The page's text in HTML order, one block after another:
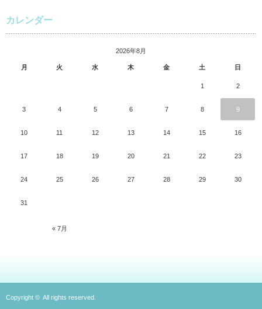
カレンダー
2026年8月
月 火 水 木 金 土 日
« 7月
1 2
3 4 5 6 7 8 9
10 11 12 13 14 15 16
17 18 19 20 21 22 23
24 25 26 27 28 29 30
31
Copyright © All rights reserved.